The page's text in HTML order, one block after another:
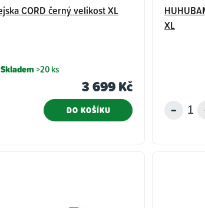
CORD černý velikost XL
Skladem>20 ks
3 699 Kč
DO KOŠÍKU
XL